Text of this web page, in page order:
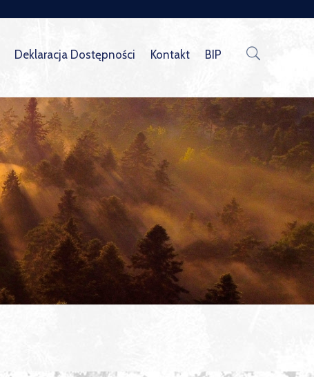
Deklaracja Dostępności Kontakt BIP